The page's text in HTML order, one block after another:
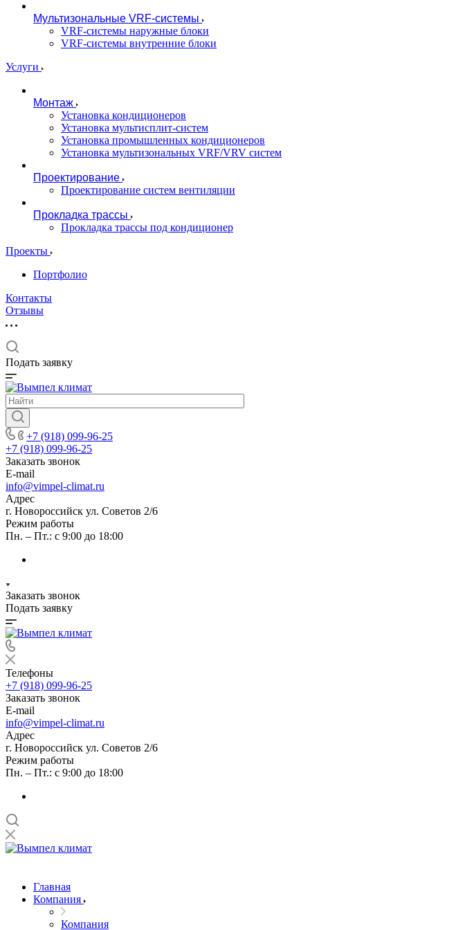
Мультизональные VRF-системы
VRF-системы наружные блоки
VRF-системы внутренние блоки
Услуги
Монтаж
Установка кондиционеров
Установка мультисплит-систем
Установка промышленных кондиционеров
Установка мультизональных VRF/VRV систем
Проектирование
Проектирование систем вентиляции
Прокладка трассы
Прокладка трассы под кондиционер
Проекты
Портфолио
Контакты
Отзывы
Подать заявку
+7 (918) 099-96-25
+7 (918) 099-96-25
Заказать звонок
E-mail
info@vimpel-climat.ru
Адрес
г. Новороссийск ул. Советов 2/6
Режим работы
Пн. – Пт.: с 9:00 до 18:00
Заказать звонок
Подать заявку
Телефоны
+7 (918) 099-96-25
Заказать звонок
E-mail
info@vimpel-climat.ru
Адрес
г. Новороссийск ул. Советов 2/6
Режим работы
Пн. – Пт.: с 9:00 до 18:00
Главная
Компания
Компания